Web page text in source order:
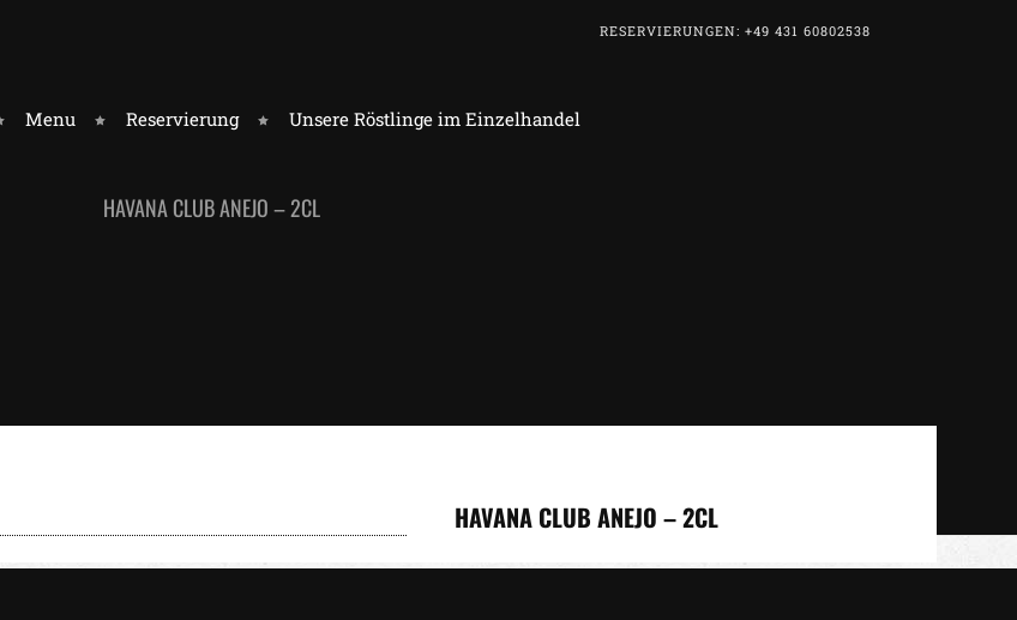
RESERVIERUNGEN: +49 431 60802538
Menu Reservierung Unsere Röstlinge im Einzelhandel
HAVANA CLUB ANEJO – 2CL
HAVANA CLUB ANEJO – 2CL